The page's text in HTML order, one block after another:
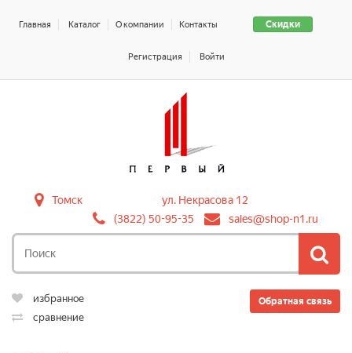
Скидки
Главная Каталог О компании Контакты
Регистрация Войти
Томск
ул. Некрасова 12
(3822) 50-95-35
sales@shop-n1.ru
Обратная связь
избранное
сравнение